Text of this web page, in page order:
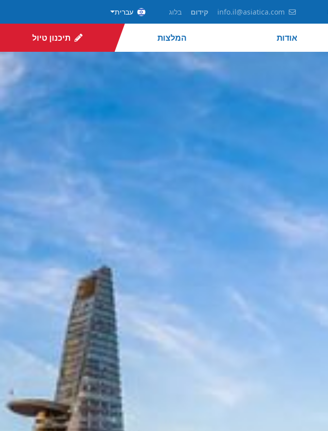
info.il@asiatica.com קידום בלוג עברית
אודות המלצות תיכנון טיול